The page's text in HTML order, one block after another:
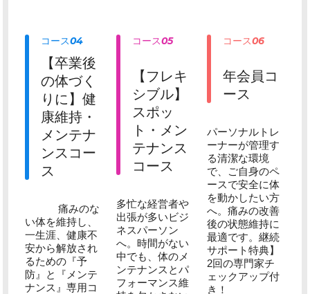
コース04
【卒業後
の体づく
りに】健
康維持・
メンテナ
ンスコー
ス
痛みのな
い体を維持し、
一生涯、健康不
安から解放され
るための『予
防』と『メンテ
ナンス』専用コ
コース05
【フレキ
シブル】
スポッ
ト・メン
テナンス
コース
多忙な経営者や
出張が多いビジ
ネスパーソン
へ。時間がない
中でも、体のメ
ンテナンスとパ
フォーマンス維
コース06
年会員コ
ース
パーソナルトレ
ーナーが管理す
る清潔な環境
で、ご自身のペ
ースで安全に体
を動かしたい方
へ。痛みの改善
後の状態維持に
最適です。継続
サポート特典】
2回の専門家チ
ェックアップ付
き！